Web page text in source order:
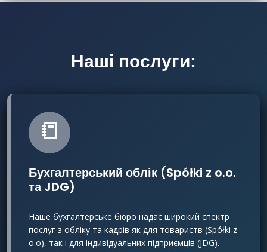
Наші послуги:
📒
Бухгалтерський облік (Spółki z o.o.
та JDG)
Наше бухгалтерське бюро надає широкий спектр
послуг з обліку та кадрів як для товариств (Spółki z
o.o), так і для індивідуальних підприємців (JDG).